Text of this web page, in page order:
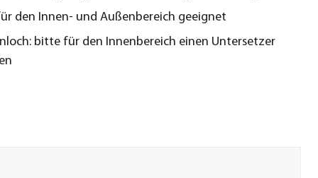
den Innen- und Außenbereich geeignet
bitte für den Innenbereich einen Untersetzer